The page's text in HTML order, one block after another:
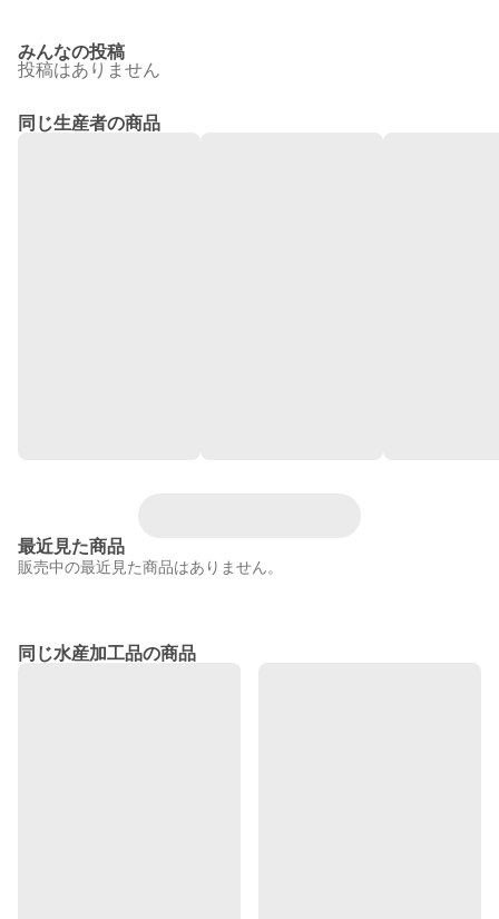
みんなの投稿
投稿はありません
同じ生産者の商品
最近見た商品
販売中の最近見た商品はありません。
同じ水産加工品の商品